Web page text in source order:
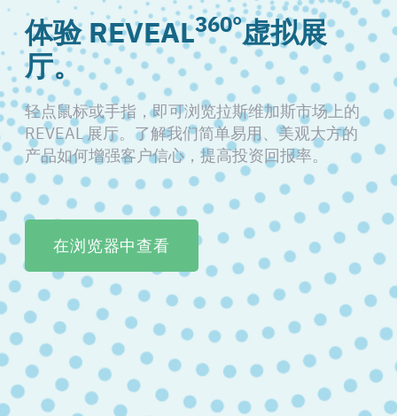
体验 REVEAL360°虚拟展
厅。
轻点鼠标或手指，即可浏览拉斯维加斯市场上的
REVEAL 展厅。了解我们简单易用、美观大方的
产品如何增强客户信心，提高投资回报率。
在浏览器中查看